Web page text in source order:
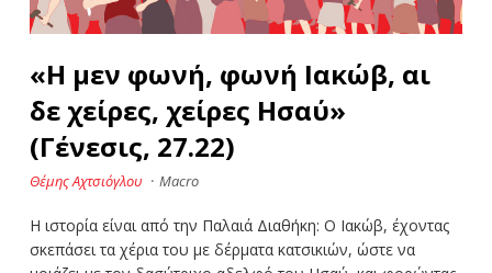
«Η μεν φωνή, φωνή Ιακώβ, αι
δε χείρες, χείρες Ησαύ»
(Γένεσις, 27.22)
Θέμης Αχτσιόγλου · Macro
Η ιστορία είναι από την Παλαιά Διαθήκη: Ο Ιακώβ, έχοντας
σκεπάσει τα χέρια του με δέρματα κατσικιών, ώστε να